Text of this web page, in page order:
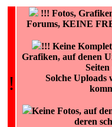
!
!!! Fotos,
Forums, KEINE
!!! Keine
Grafiken, auf denen
Solche Uploads
Keine Fotos, auf
deren